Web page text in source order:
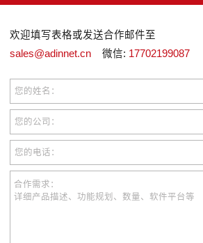
欢迎填写表格或发送合作邮件至
sales@adinnet.cn 微信: 17702199087
您的姓名：
您的公司：
您的电话：
合作需求：
详细产品描述、功能规划、数量、软件平台等